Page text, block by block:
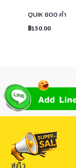
QUIK 800 คำ
฿150.00
ส่งไว